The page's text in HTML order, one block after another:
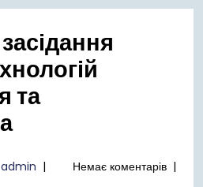
меню
та
admin admin
| Немає коментарів |